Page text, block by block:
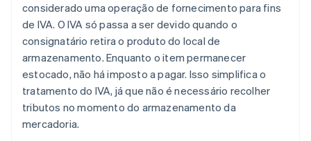
considerado uma operação de fornecimento para fins
de IVA. O IVA só passa a ser devido quando o
consignatário retira o produto do local de
armazenamento. Enquanto o item permanecer
estocado, não há imposto a pagar. Isso simplifica o
tratamento do IVA, já que não é necessário recolher
tributos no momento do armazenamento da
mercadoria.